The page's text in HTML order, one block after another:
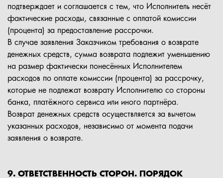
подтверждает и соглашается с тем, что Исполнитель несёт
фактические расходы, связанные с оплатой комиссии
(процента) за предоставление рассрочки.
В случае заявления Заказчиком требования о возврате
денежных средств, сумма возврата подлежит уменьшению
на размер фактически понесённых Исполнителем
расходов по оплате комиссии (процента) за рассрочку,
которые не подлежат возврату Исполнителю со стороны
банка, платёжного сервиса или иного партнёра.
Возврат денежных средств осуществляется за вычетом
указанных расходов, независимо от момента подачи
заявления о возврате.
9. ОТВЕТСТВЕННОСТЬ СТОРОН. ПОРЯДОК